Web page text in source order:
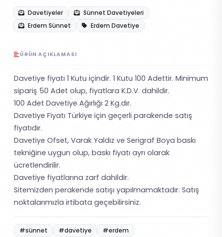
Davetiyeler
Sünnet Davetiyeleri
Erdem Sünnet
Erdem Davetiye
ÜRÜN AÇIKLAMASI
Davetiye fiyatı 1 Kutu içindir. 1 Kutu 100 Adettir. Minimum
sipariş 50 Adet olup, fiyatlara K.D.V. dahildir.
100 Adet Davetiye Ağırlığı 2 Kg.dır.
Davetiye Fiyatı Türkiye için geçerli parakende satış
fiyatıdır.
Davetiye Ofset, Varak Yaldız ve Serigraf Boya baskı
tekniğine uygun olup, baskı fiyatı ayrı olarak
ücretlendirilir.
Davetiye fiyatlarına zarf dahildir.
Sitemizden perakende satışı yapılmamaktadır. Satış
noktalarımızla irtibata geçebilirsiniz.
#sünnet #davetiye #erdem